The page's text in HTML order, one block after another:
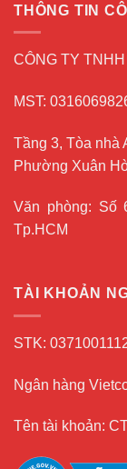
THÔNG TIN
CÔNG TY
MST:
Tầng 3, Tòa nhà
Phường Xuân
Văn phòng: Số
Tp.HCM
TÀI KHOẢN
STK:
Ngân hàng
Tên tài khoản: